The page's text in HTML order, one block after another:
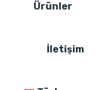
Ürünler
İletişim